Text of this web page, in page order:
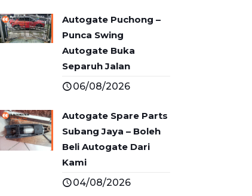
Autogate Puchong –
Punca Swing
Autogate Buka
Separuh Jalan
06/08/2026
Autogate Spare Parts
Subang Jaya – Boleh
Beli Autogate Dari
Kami
04/08/2026